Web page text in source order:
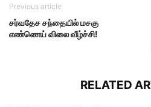
Previous article
சர்வதேச சந்தையில் மசகு
எண்ணெய் விலை வீழ்ச்சி!
RELATED